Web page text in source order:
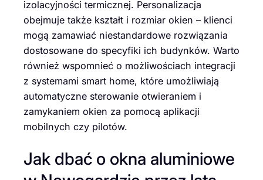
izolacyjności termicznej. Personalizacja
obejmuje także kształt i rozmiar okien – klienci
mogą zamawiać niestandardowe rozwiązania
dostosowane do specyfiki ich budynków. Warto
również wspomnieć o możliwościach integracji
z systemami smart home, które umożliwiają
automatyczne sterowanie otwieraniem i
zamykaniem okien za pomocą aplikacji
mobilnych czy pilotów.
Jak dbać o okna aluminiowe